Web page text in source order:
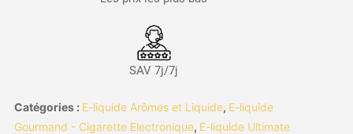
SAV 7j/7j
Catégories : E-liquide Arômes et Liquide, E-liquide
Gourmand - Cigarette Electronique, E-liquide Ultimate